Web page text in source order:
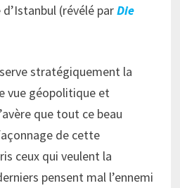
(révélé parDie
stratégiquement la
vue géopolitique et
que tout ce beau
de cette
ceux qui veulent la
pensent mal l’ennemi